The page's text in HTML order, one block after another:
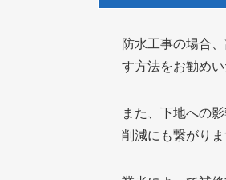
防水工事の場合
す方法をお勧めい
また、下地への
削減にも繋がりま